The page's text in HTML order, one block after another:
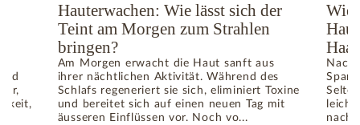
Hauterwachen: Wie lässt sich der
Teint am Morgen zum Strahlen
bringen?
Am Morgen erwacht die Haut sanft aus
ihrer nächtlichen Aktivität. Während des
Schlafs regeneriert sie sich, eliminiert Toxine
und bereitet sich auf einen neuen Tag mit
äusseren Einflüssen vor. Noch vo...
Wie
Nach
nach